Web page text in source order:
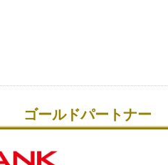
ガー募集について＜7/24まで＞
ゴールドパートナー